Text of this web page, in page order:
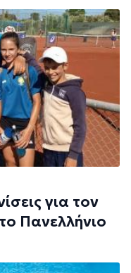
για τον
Πανελλήνιο